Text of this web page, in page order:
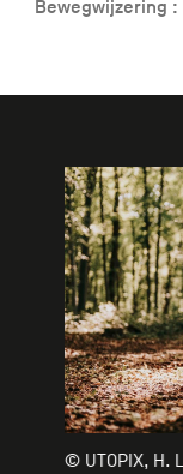
Bewegwijzering :
Galerie
© UTOPIX, H.